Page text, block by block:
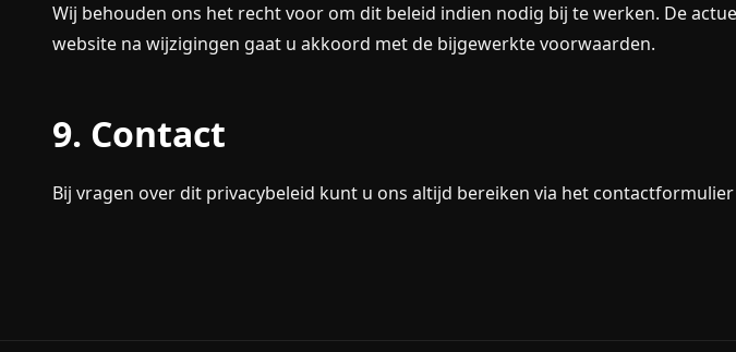
Wij behouden ons het recht voor om dit beleid indien nodig bij te werken. De
website na wijzigingen gaat u akkoord met de bijgewerkte voorwaarden.
9. Contact
Bij vragen over dit privacybeleid kunt u ons altijd bereiken via het